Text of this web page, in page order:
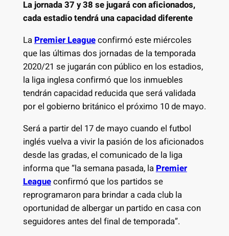
La jornada 37 y 38 se jugará con aficionados,
cada estadio tendrá una capacidad diferente
LaPremier Leagueconfirmó este miércoles
que las últimas dos jornadas de la temporada
2020/21 se jugarán con público en los estadios,
la liga inglesa confirmó que los inmuebles
tendrán capacidad reducida que será validada
por el gobierno británico el próximo 10 de mayo.
Será a partir del 17 de mayo cuando el futbol
inglés vuelva a vivir la pasión de los aficionados
desde las gradas, el comunicado de la liga
informa que “la semana pasada, la Premier
Leagueconfirmó que los partidos se
reprogramaron para brindar a cada club la
oportunidad de albergar un partido en casa con
seguidores antes del final de temporada”.